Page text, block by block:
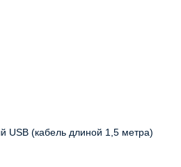
USB (кабель длиной 1,5 метра)